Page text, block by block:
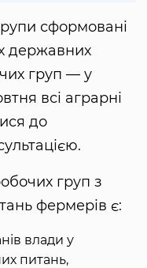
сформовані
державних
груп — у
всі аграрні
до
груп з
фермерів є:
влади у
питань,